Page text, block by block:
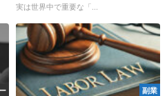
実は世界中で重要な「...
副業